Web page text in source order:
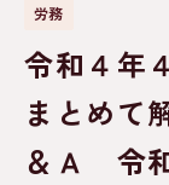
労務
令和４年
まとめて
＆Ａ 令